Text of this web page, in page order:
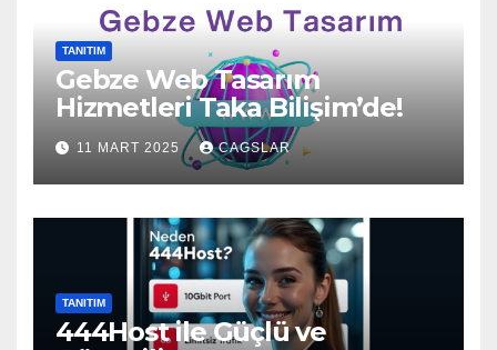
TANITIM
Gebze Web Tasarım
Hizmetleri Taka Bilişim’de!
11 MART 2025 CAGSLAR
TANITIM
444Host ile Güçlü ve